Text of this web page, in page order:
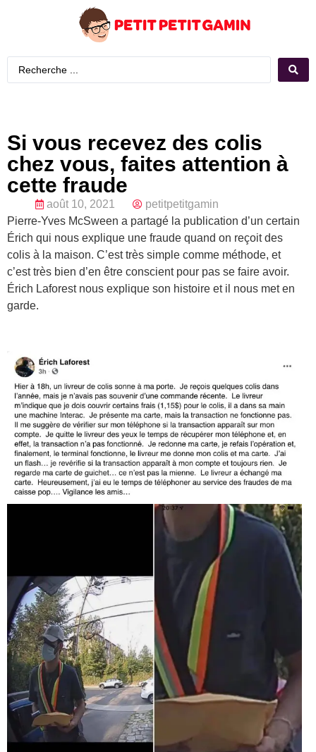
Si vous recevez des colis
chez vous, faites attention à
cette fraude
août 10, 2021
petitpetitgamin
Pierre-Yves McSween a partagé la publication d’un certain
Érich qui nous explique une fraude quand on reçoit des
colis à la maison. C’est très simple comme méthode, et
c’est très bien d’en être conscient pour pas se faire avoir.
Érich Laforest nous explique son histoire et il nous met en
garde.